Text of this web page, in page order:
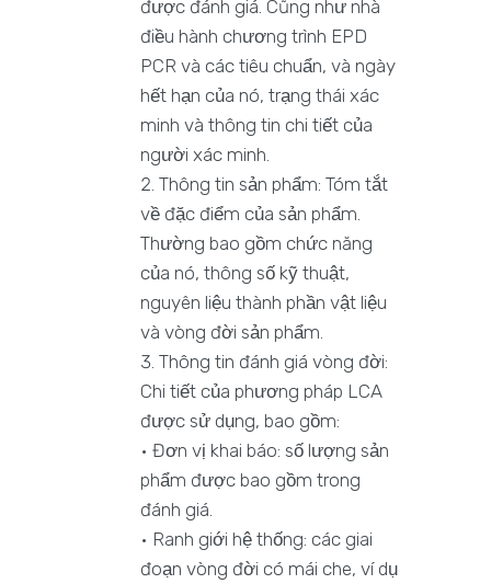
được đánh giá. Cũng như nhà
điều hành chương trình EPD
PCR và các tiêu chuẩn, và ngày
hết hạn của nó, trạng thái xác
minh và thông tin chi tiết của
người xác minh.
Thông tin sản phẩm: Tóm tắt
về đặc điểm của sản phẩm.
Thường bao gồm chức năng
của nó, thông số kỹ thuật,
nguyên liệu thành phần vật liệu
và vòng đời sản phẩm.
Thông tin đánh giá vòng đời:
Chi tiết của phương pháp LCA
được sử dụng, bao gồm:
• Đơn vị khai báo: số lượng sản
phẩm được bao gồm trong
đánh giá.
• Ranh giới hệ thống: các giai
đoạn vòng đời có mái che, ví dụ